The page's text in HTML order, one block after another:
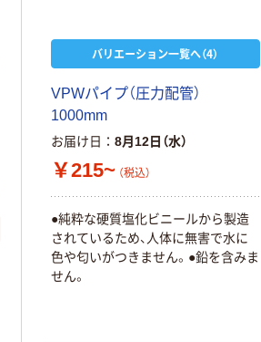
バリエーション一覧へ（4）
VPWパイプ（圧力配管）
1000mm
お届け日 8月12日（水）
￥215~ （税込）
●純粋な硬質塩化ビニールから製造
されているため、人体に無害で水に
色や匂いがつきません。●鉛を含みま
せん。